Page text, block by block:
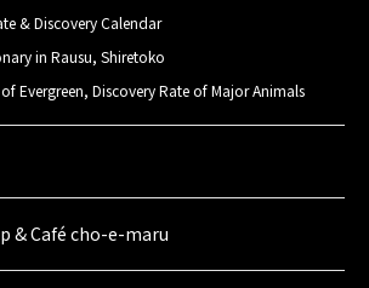
& Discovery Calendar
in Rausu, Shiretoko
Evergreen, Discovery Rate of Major Animals
& Café cho-e-maru